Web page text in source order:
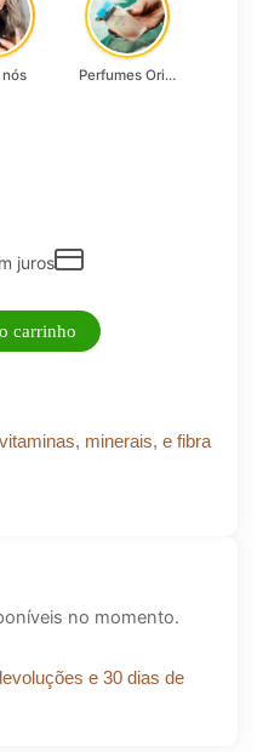
no momento.
e 30 dias de
Perfumes Originais
juros
carrinho
minerais, e fibra